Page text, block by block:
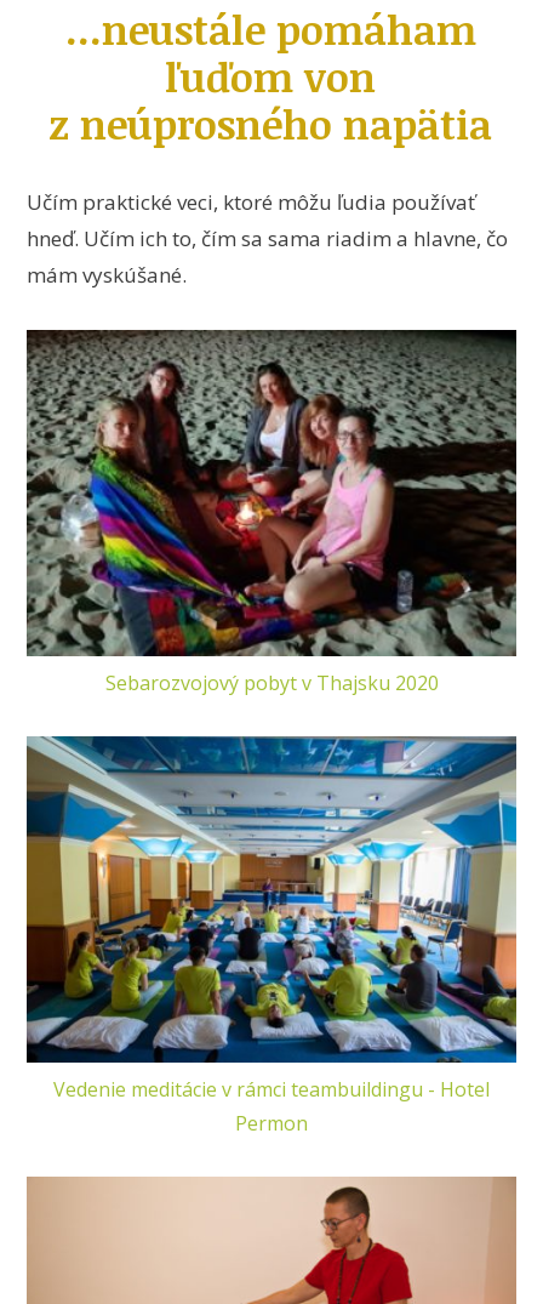
...neustále pomáham
ľuďom von
z neúprosného napätia
Učím praktické veci, ktoré môžu ľudia používať
hneď. Učím ich to, čím sa sama riadim a hlavne, čo
mám vyskúšané.
Sebarozvojový pobyt v Thajsku 2020
Vedenie meditácie v rámci teambuildingu - Hotel
Permon